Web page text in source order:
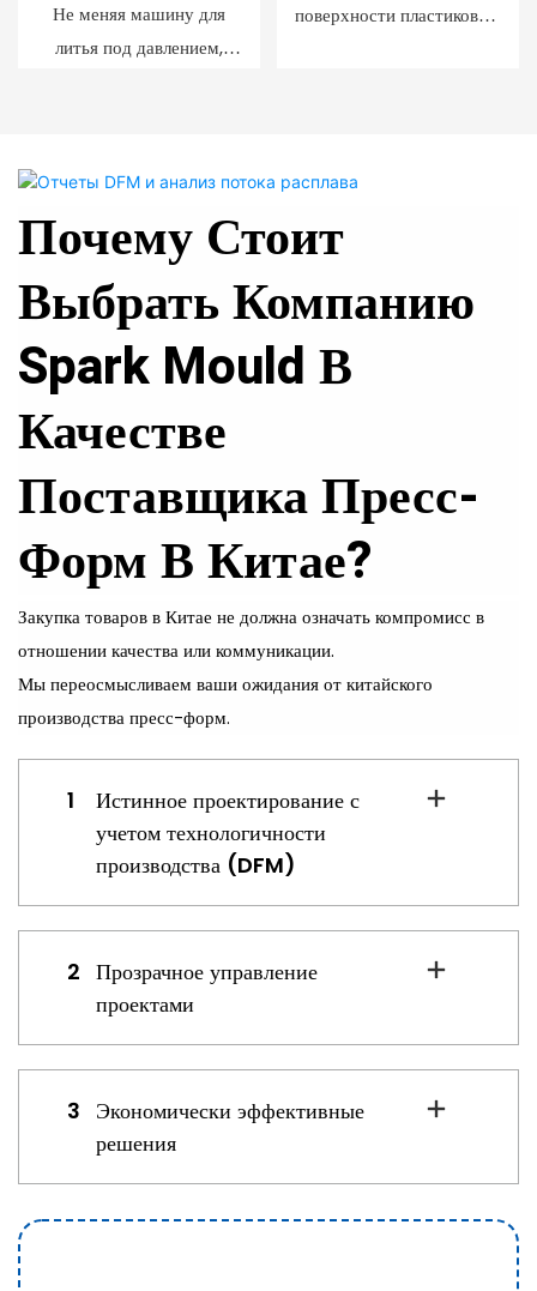
Не меняя машину для
литья под давлением,
поверхности пластиковых
Почему Стоит
Выбрать Компанию
Spark Mould В
Качестве
Поставщика Пресс-
Форм В Китае?
Закупка товаров в Китае не должна означать компромисс в
отношении качества или коммуникации.
Мы переосмысливаем ваши ожидания от китайского
производства пресс-форм.
1
Истинное проектирование с
учетом технологичности
производства (DFM)
2 Прозрачное управление
проектами
3 Экономически эффективные
решения